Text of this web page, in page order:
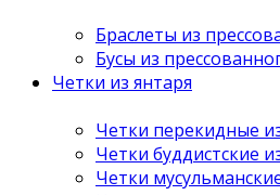
Браслеты из
Бусы из
Четки из янтаря
Четки перекидные
Четки буддистские
Четки